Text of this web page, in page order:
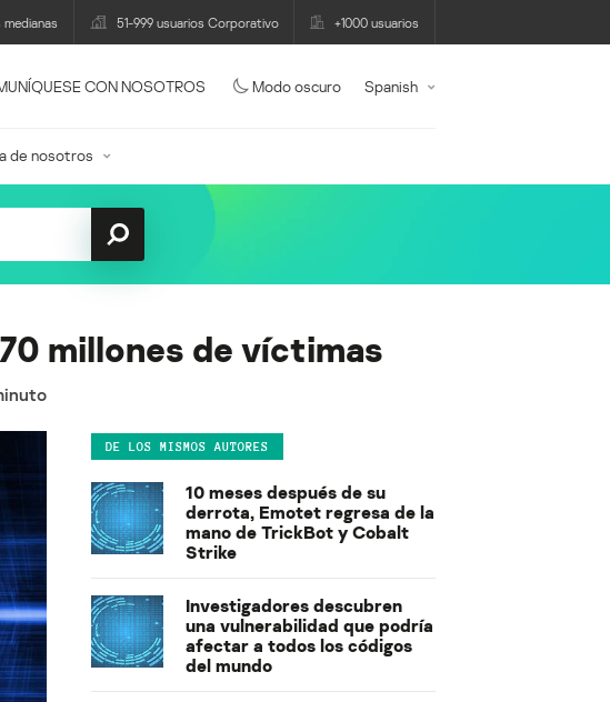
51-999 usuarios Corporativo +1000 usuarios
CON NOSOTROS Modo oscuro Spanish
de nosotros
millones de víctimas
DE LOS MISMOS AUTORES
10 meses después de su
derrota, Emotet regresa de la
mano de TrickBot y Cobalt
Strike
Investigadores descubren
una vulnerabilidad que podría
afectar a todos los códigos
del mundo